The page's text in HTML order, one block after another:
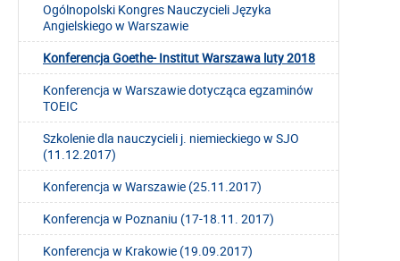
Ogólnopolski Kongres Nauczycieli Języka
Angielskiego w Warszawie
Konferencja Goethe- Institut Warszawa luty 2018
Konferencja w Warszawie dotycząca egzaminów
TOEIC
Szkolenie dla nauczycieli j. niemieckiego w SJO
(11.12.2017)
Konferencja w Warszawie (25.11.2017)
Konferencja w Poznaniu (17-18.11. 2017)
Konferencja w Krakowie (19.09.2017)